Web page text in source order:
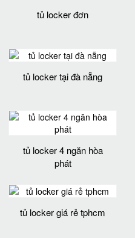
tủ locker đơn
tủ locker tại đà nẵng
tủ locker 4 ngăn hòa
phát
tủ locker giá rẻ tphcm